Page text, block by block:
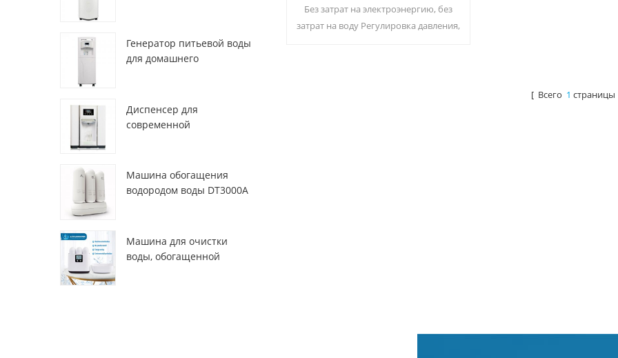
Генератор питьевой воды
для домашнего
Диспенсер для
современной
ZL9510W
Машина обогащения
водородом воды DT3000A
Машина для очистки
воды, обогащенной
Без затрат на электроэнергию, без
затрат на воду Регулировка давления,
[ Всего 1